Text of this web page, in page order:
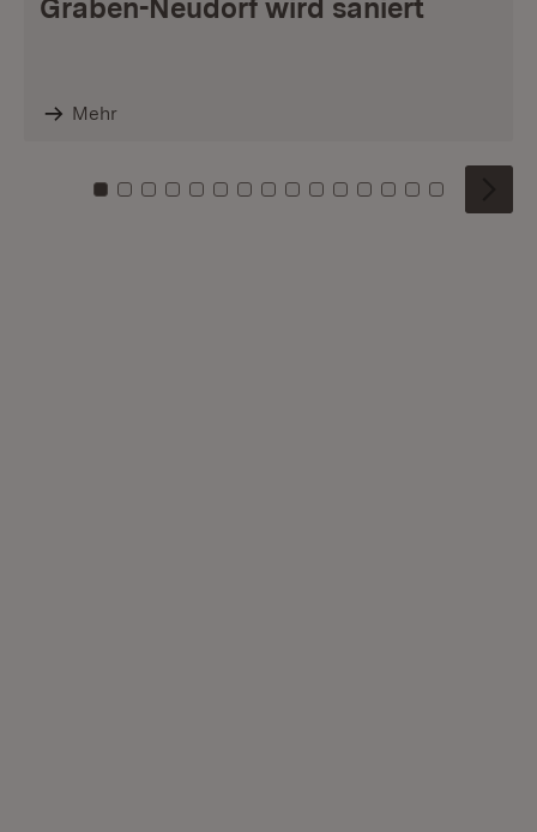
Graben-Neudorf wird saniert
Mehr
Zu Kachel: 0
Zu Kachel: 1
Zu Kachel: 2
Zu Kachel: 3
Zu Kachel: 4
Zu Kachel: 5
Zu Kachel: 6
Zu Kachel: 7
Zu Kachel: 8
Zu Kachel: 9
Zu Kachel: 10
Zu Kachel: 11
Zu Kachel: 12
Zu Kachel:
Zu